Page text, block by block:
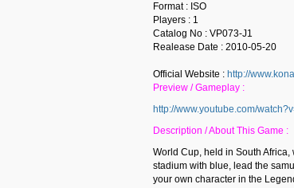
Format : ISO
Players : 1
Catalog No : VP073-J1
Realease Date : 2010-05-20
Official Website : http://
Preview / Gameplay :
http://www.youtube.com/
Description / About This Game :
World Cup, held in South
stadium with blue, lead the
your own character in the